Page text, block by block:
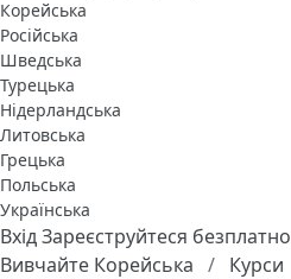
Корейська
Російська
Шведська
Турецька
Нідерландська
Литовська
Грецька
Польська
Українська
ВхідЗареєструйтеся безплатно
Вивчайте Корейська
Курси